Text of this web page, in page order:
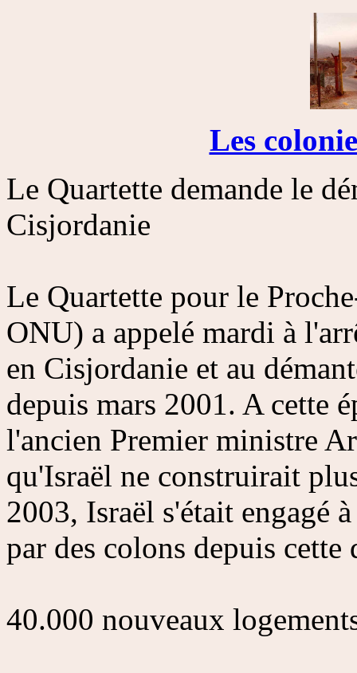
Les
Le Quartette demande le
Cisjordanie
Le Quartette pour le
ONU) a appelé mardi à
en Cisjordanie et au
depuis mars 2001. A cette
l'ancien Premier ministre
qu'Israël ne construirait
2003, Israël s'était engagé
par des colons depuis cette
40.000 nouveaux